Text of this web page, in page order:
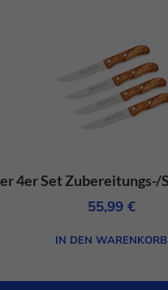
55,99 €
IN DEN WARENKORB